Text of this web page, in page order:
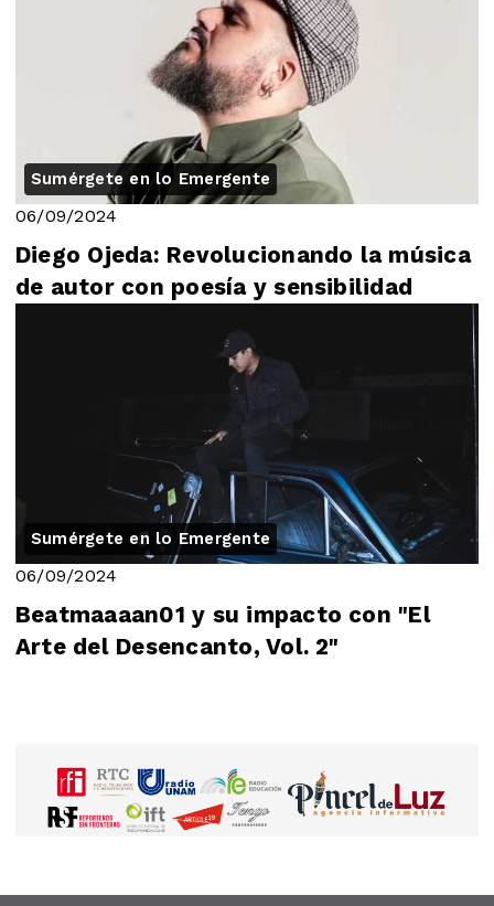
Sumérgete en lo Emergente
06/09/2024
Diego Ojeda: Revolucionando la música
de autor con poesía y sensibilidad
Sumérgete en lo Emergente
06/09/2024
Beatmaaaan01 y su impacto con "El
Arte del Desencanto, Vol. 2"